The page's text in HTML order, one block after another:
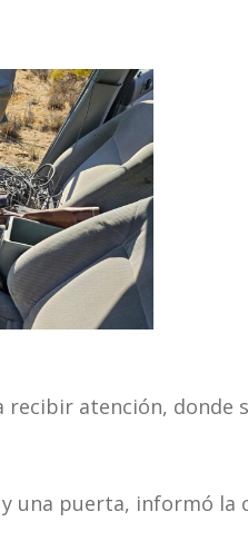
atención, donde
una puerta, informó la